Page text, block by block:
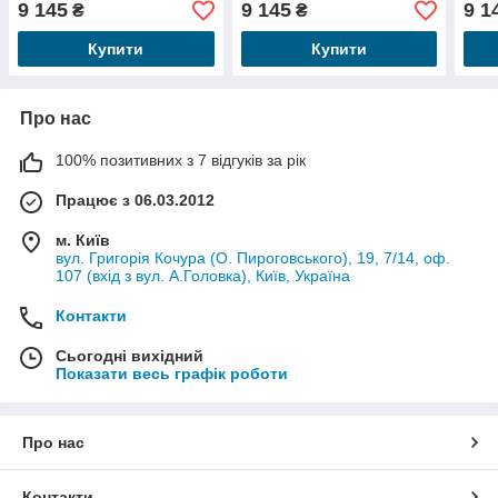
9 145 ₴
Купити
9 145₴
Купити
9
Про нас
100% позитивних з 7 відгуків за рік
Працює з 06.03.2012
м. Київ
вул. Григорія Кочура (О. Пироговського), 19, 7/14, оф.
107 (вхід з вул. А.Головка), Київ, Україна
Контакти
Сьогодні вихідний
Показати весь графік роботи
Про нас